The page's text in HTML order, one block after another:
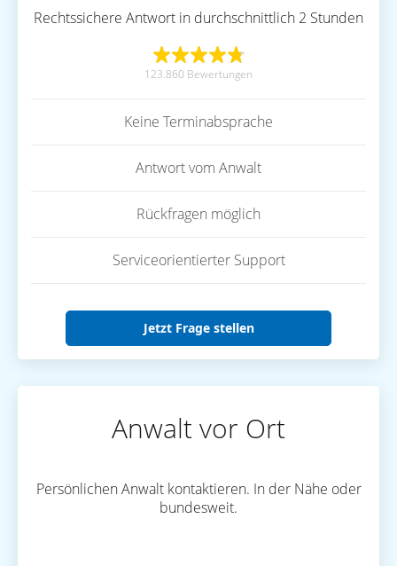
Rechtssichere Antwort in durchschnittlich 2 Stunden
123.860 Bewertungen
Keine Terminabsprache
Antwort vom Anwalt
Rückfragen möglich
Serviceorientierter Support
Jetzt Frage stellen
Anwalt vor Ort
Persönlichen Anwalt kontaktieren. In der Nähe oder
bundesweit.